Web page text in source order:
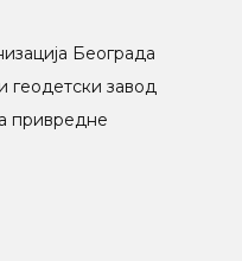
Београда
геодетски завод
привредне